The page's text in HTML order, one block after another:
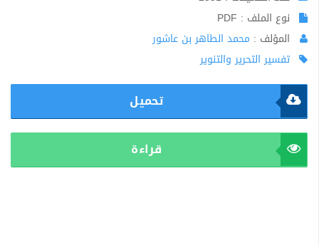
نوع الملف : PDF
المؤلف : محمد الطاهر بن عاشور
تفسير التحرير والتنوير
تحميل
قراءة